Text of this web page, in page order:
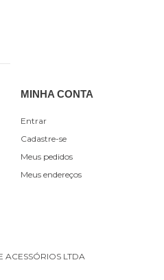
MINHA CONTA
Entrar
Cadastre-se
Meus pedidos
Meus endereços
ACESSÓRIOS LTDA